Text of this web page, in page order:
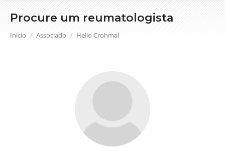
Procure um reumatologista
Você está aqui:
Início Associado Helio Crohmal